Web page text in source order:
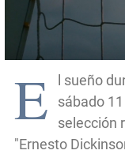
E
l sueño
sábado
selección
"Ernesto